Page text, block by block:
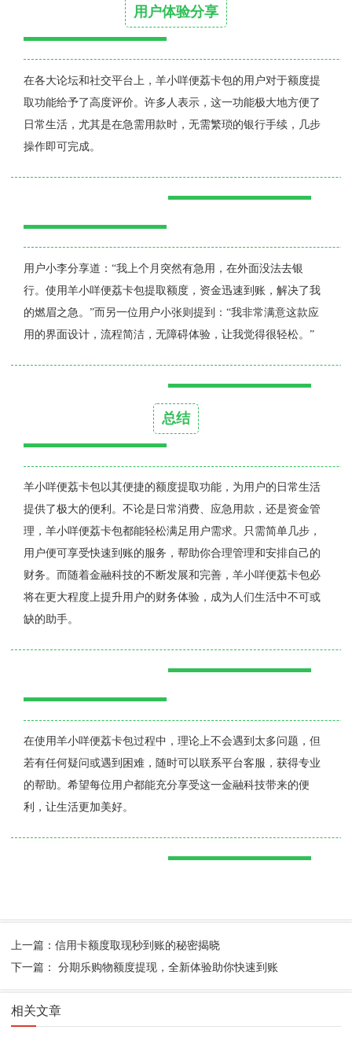
用户体验分享
在各大论坛和社交平台上，羊小咩便荔卡包的用户对于额度提
取功能给予了高度评价。许多人表示，这一功能极大地方便了
日常生活，尤其是在急需用款时，无需繁琐的银行手续，几步
操作即可完成。
用户小李分享道：“我上个月突然有急用，在外面没法去银
行。使用羊小咩便荔卡包提取额度，资金迅速到账，解决了我
的燃眉之急。”而另一位用户小张则提到：“我非常满意这款应
用的界面设计，流程简洁，无障碍体验，让我觉得很轻松。”
总结
羊小咩便荔卡包以其便捷的额度提取功能，为用户的日常生活
提供了极大的便利。不论是日常消费、应急用款，还是资金管
理，羊小咩便荔卡包都能轻松满足用户需求。只需简单几步，
用户便可享受快速到账的服务，帮助你合理管理和安排自己的
财务。而随着金融科技的不断发展和完善，羊小咩便荔卡包必
将在更大程度上提升用户的财务体验，成为人们生活中不可或
缺的助手。
在使用羊小咩便荔卡包过程中，理论上不会遇到太多问题，但
若有任何疑问或遇到困难，随时可以联系平台客服，获得专业
的帮助。希望每位用户都能充分享受这一金融科技带来的便
利，让生活更加美好。
上一篇：信用卡额度取现秒到账的秘密揭晓
下一篇： 分期乐购物额度提现，全新体验助你快速到账
相关文章